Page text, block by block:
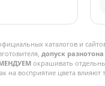
каталогов и
допуск разнотона
окрашивать
на восприятие цвета